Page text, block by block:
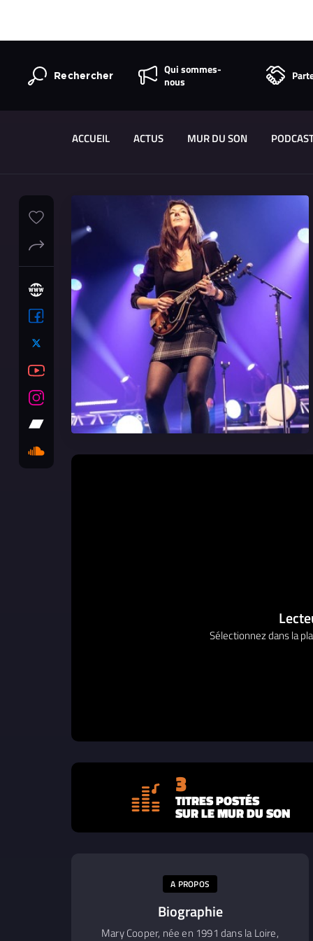
Rechercher
Qui sommes-
nous
ACCUEIL ACTUS MUR DU SON
Sélectionnez dans la
3
TITRES POSTÉS
SUR LE MUR DU SON
A PROPOS
Biographie
Mary Cooper, née en 1991 dans la Loire,